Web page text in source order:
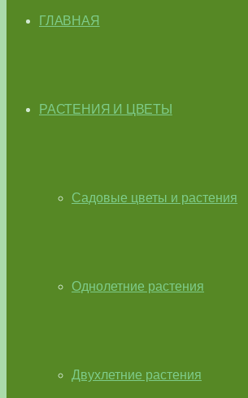
ГЛАВНАЯ
РАСТЕНИЯ И ЦВЕТЫ
Садовые цветы и растения
Однолетние растения
Двухлетние растения